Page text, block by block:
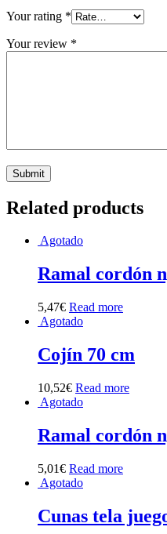
Your rating *
Your review *
Related products
Agotado
Ramal cordón
5,47€ Read more
Agotado
Cojín 70 cm
10,52€ Read more
Agotado
Ramal cordón
5,01€ Read more
Agotado
Cunas tela